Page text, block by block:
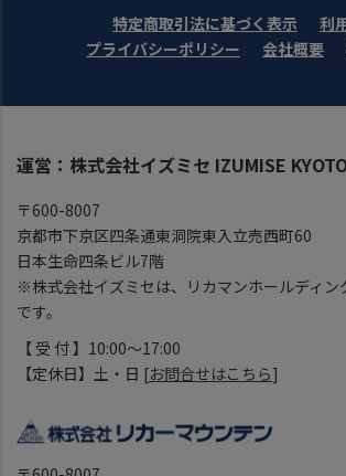
特定商取引法に基づく表示
利
プライバシーポリシー
会社概要
運営：株式会社イズミセ IZUMISE
〒600-8007
京都市下京区四条通東洞院東入立売西町60
日本生命四条ビル7階
※株式会社イズミセは、リカマンホールディン
です。
【 受 付 】10:00～17:00
【定休日】土・日 [お問合せはこちら]